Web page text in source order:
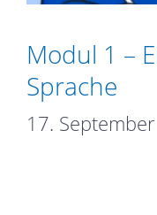
Modul 1 –
Sprache
17.